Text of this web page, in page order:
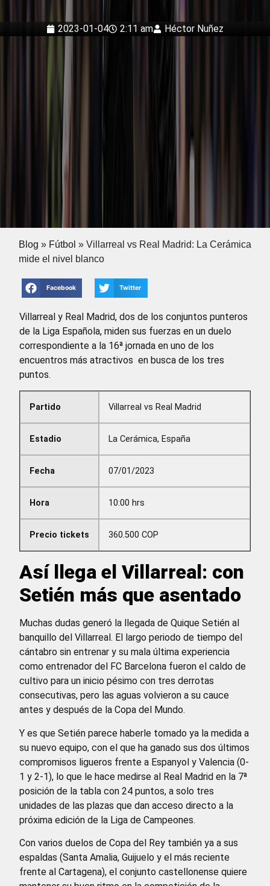
2023-01-04 2:11 am Héctor Nuñez
Blog » Fútbol »Villarreal vs Real Madrid: La Cerámica
mide el nivel blanco
Facebook Twitter
Villarreal y Real Madrid, dos de los conjuntos punteros
de la Liga Española, miden sus fuerzas en un duelo
correspondiente a la 16ª jornada en uno de los
encuentros más atractivos en busca de los tres
puntos.
Partido
Estadio
Fecha
Hora
Precio tickets
Villarreal vs Real Madrid
La Cerámica, España
07/01/2023
10:00 hrs
360.500 COP
Así llega el Villarreal: con
Setién más que asentado
Muchas dudas generó la llegada de Quique Setién al
banquillo del Villarreal. El largo periodo de tiempo del
cántabro sin entrenar y su mala última experiencia
como entrenador del FC Barcelona fueron el caldo de
cultivo para un inicio pésimo con tres derrotas
consecutivas, pero las aguas volvieron a su cauce
antes y después de la Copa del Mundo.
Y es que Setién parece haberle tomado ya la medida a
su nuevo equipo, con el que ha ganado sus dos últimos
compromisos ligueros frente a Espanyol y Valencia (0-
1 y 2-1), lo que le hace medirse al Real Madrid en la 7ª
posición de la tabla con 24 puntos, a solo tres
unidades de las plazas que dan acceso directo a la
próxima edición de la Liga de Campeones.
Con varios duelos de Copa del Rey también ya a sus
espaldas (Santa Amalia, Guijuelo y el más reciente
frente al Cartagena), el conjunto castellonense quiere